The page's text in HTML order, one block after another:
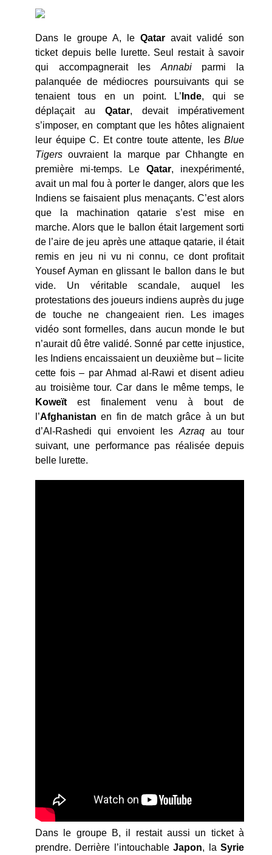
Dans le groupe A, le Qatar avait validé son
ticket depuis belle lurette. Seul restait à savoir
qui accompagnerait les Annabiparmi la
palanquée de médiocres poursuivants qui se
tenaient tous en un point. L’ Inde, qui se
déplaçait au Qatar, devait impérativement
s’imposer, en comptant que les hôtes alignaient
leur équipe C. Et contre toute attente, les Blue
Tigers ouvraient la marque par Chhangte en
première mi-temps. Le Qatar, inexpérimenté,
avait un mal fou à porter le danger, alors que les
Indiens se faisaient plus menaçants. C’est alors
que la machination qatarie s’est mise en
marche. Alors que le ballon était largement sorti
de l’aire de jeu après une attaque qatarie, il était
remis en jeu ni vu ni connu, ce dont profitait
Yousef Ayman en glissant le ballon dans le but
vide. Un véritable scandale, auquel les
protestations des joueurs indiens auprès du juge
de touche ne changeaient rien. Les images
vidéo sont formelles, dans aucun monde le but
n’aurait dû être validé. Sonné par cette injustice,
les Indiens encaissaient un deuxième but – licite
cette fois – par Ahmad al-Rawi et disent adieu
au troisième tour. Car dans le même temps, le
Koweït est finalement venu à bout de
l’Afghanistan en fin de match grâce à un but
d’Al-Rashedi qui envoient les Azraq au tour
suivant, une performance pas réalisée depuis
belle lurette.
Dans le groupe B, il restait aussi un ticket à
prendre. Derrière l’intouchableJapon, laSyrie